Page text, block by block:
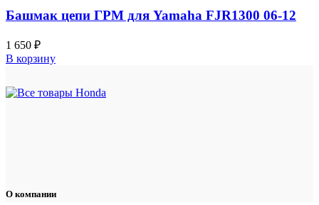
Башмак цепи ГРМ для Yamaha FJR1300 06-12
1 650 ₽
В корзину
О компании